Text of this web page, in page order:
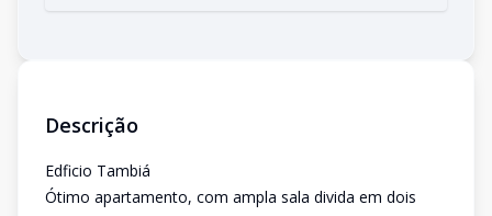
Descrição
Edficio Tambiá
Ótimo apartamento, com ampla sala divida em dois